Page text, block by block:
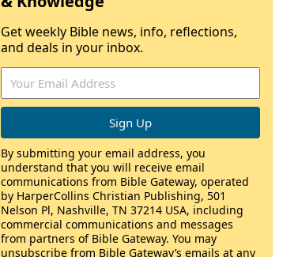
Get weekly Bible news, info, reflections,
and deals in your inbox.
By submitting your email address, you
understand that you will receive email
communications from Bible Gateway, operated
by HarperCollins Christian Publishing, 501
Nelson Pl, Nashville, TN 37214 USA, including
commercial communications and messages
from partners of Bible Gateway. You may
unsubscribe from Bible Gateway’s emails at any